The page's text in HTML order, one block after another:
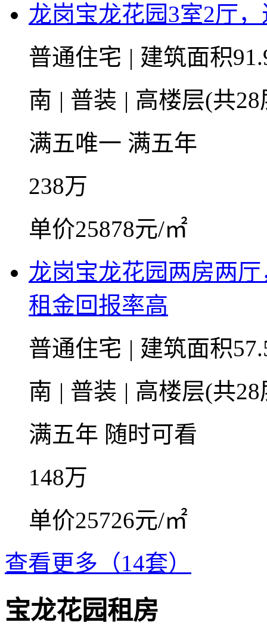
龙岗宝龙花园3室2厅
普通住宅 | 建筑面积
南 | 普装 | 高楼层(共
满五唯一 满五年
238万
单价25878元/㎡
龙岗宝龙花园两房两
租金回报率高
普通住宅 | 建筑面积
南 | 普装 | 高楼层(共
满五年 随时可看
148万
单价25726元/㎡
查看更多（14套）
宝龙花园租房